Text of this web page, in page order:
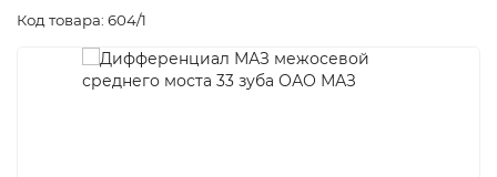
Код товара: 604/1